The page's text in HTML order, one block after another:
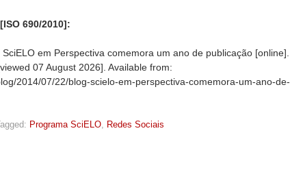
690/2010]:
SciELO em Perspectiva comemora um ano de publicação [online].
07 August 2026]. Available from:
2014/07/22/blog-scielo-em-perspectiva-comemora-um-ano-de-
Programa SciELO Redes Sociais